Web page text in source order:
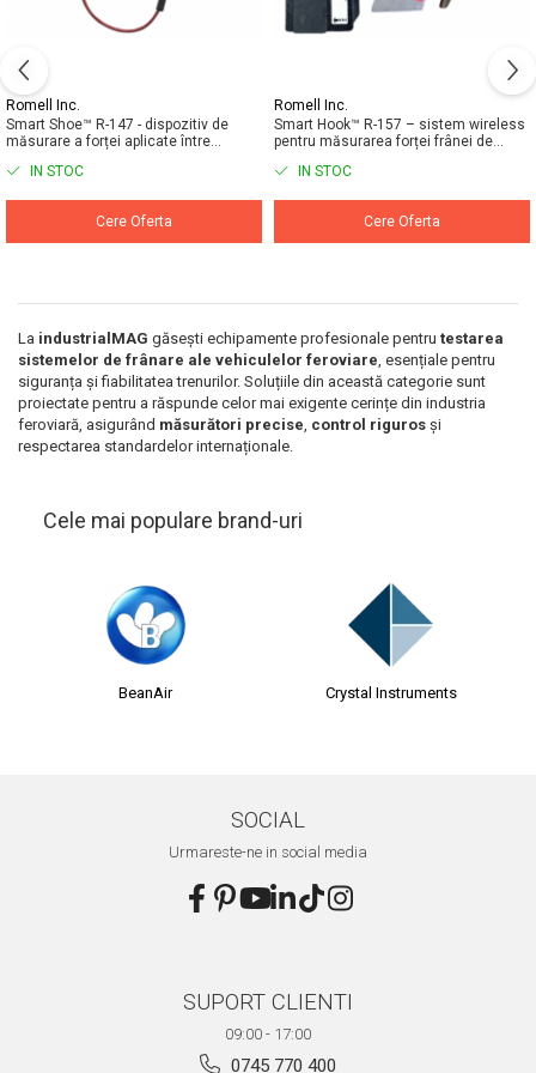
Macarale portal
Senzori fără fir (Wireless)
Senzori cu fir (Wired)
Senzori seismici
PC, Laptop, Tablete
Device-uri Industriale
Display-uri Industriale
Computere Industriale
Tablete Industriale
Laptopuri Industriale
Robotică
Servicii
Sonometrie
Aliniere hidro & termo
Termografie
Romell Inc.
Smart Shoe™ R-147 - dispozitiv de
măsurare a forței aplicate între
IN STOC
Cere Oferta
Romell Inc.
Smart Hook™ R-157 – sistem wireless
pentru măsurarea forței frânei de
IN STOC
Cere Oferta
La industrialMAG găsești echipamente profesionale pentru testarea
sistemelor de frânare ale vehiculelor feroviare , esențiale pentru
siguranța și fiabilitatea trenurilor. Soluțiile din această categorie sunt
proiectate pentru a răspunde celor mai exigente cerințe din industria
feroviară, asigurând măsurători precise control riguros și
respectarea standardelor internaționale.
Cele mai populare brand-uri
BeanAir Crystal Instruments
SOCIAL
Urmareste-ne in social media
SUPORT CLIENTI
09:00 - 17:00
0745 770 400